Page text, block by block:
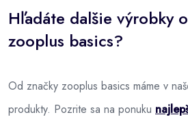
Hľadáte dalšie výrobky
zooplus basics?
Od značky zooplus basics máme v
produkty. Pozrite sa na ponuku